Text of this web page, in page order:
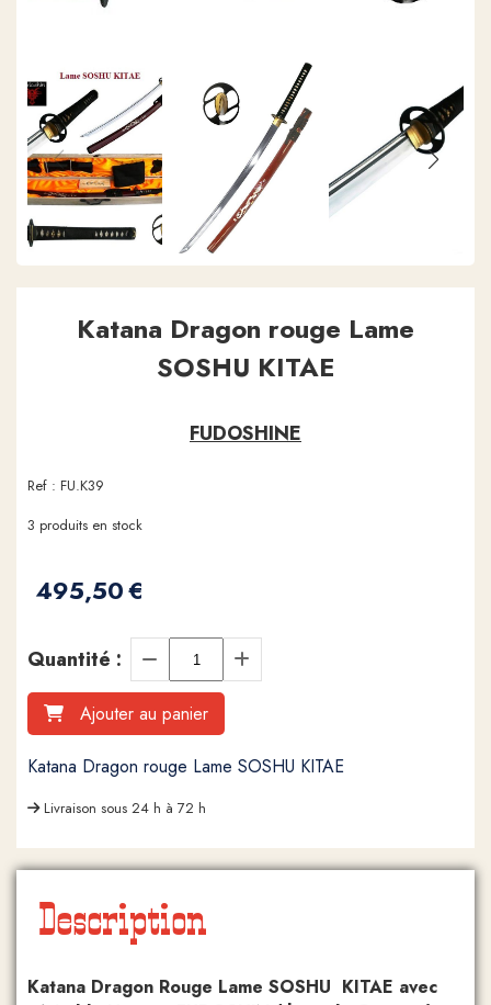
Katana Dragon rouge Lame
SOSHU KITAE
FUDOSHINE
Ref : FU.K39
495,50€
3 produits en stock
Quantité :
Ajouter au panier
Katana Dragon rouge Lame SOSHU KITAE
Livraison sous 24 h à 72 h
Description
Katana Dragon Rouge Lame SOSHU KITAE avec